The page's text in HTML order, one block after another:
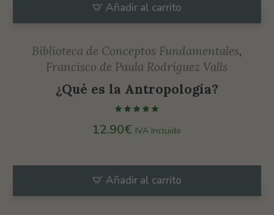
Añadir al carrito
Biblioteca de Conceptos Fundamentales,
Francisco de Paula Rodríguez Valls
¿Qué es la Antropología?
12.90€ IVA Incluido
Añadir al carrito
opcionales.
Son
para que
funcione la
web.